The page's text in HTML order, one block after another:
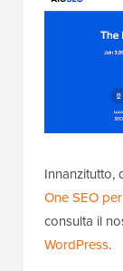
Innanzitutto,
One SEO
consulta il
WordPress.